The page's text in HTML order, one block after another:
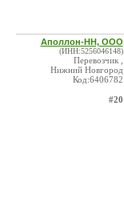
Аполлон-НН, ООО
(ИНН:5256046148)
Перевозчик ,
Нижний Новгород
Код:6406782
#20